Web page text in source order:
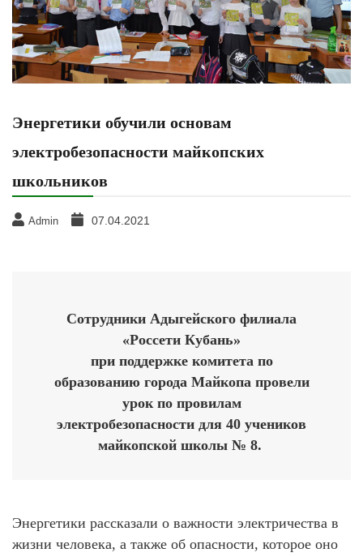
Энергетики обучили основам
электробезопасности майкопских
школьников
Admin 07.04.2021
Сотрудники Адыгейского филиала
«Россети Кубань»
при поддержке комитета по
образованию города Майкопа провели
урок по провилам
электробезопасности для 40 учеников
майкопской школы № 8.
Энергетики рассказали о важности электричества в
жизни человека, а также об опасности, которое оно